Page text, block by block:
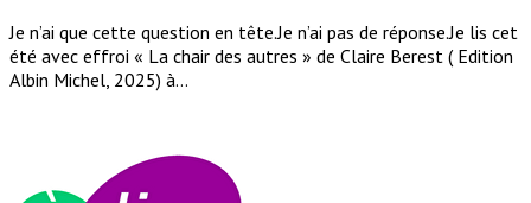
Je n’ai que cette question en tête.Je n’ai pas de réponse.Je lis cet
été avec effroi « La chair des autres » de Claire Berest ( Edition
Albin Michel, 2025) à...